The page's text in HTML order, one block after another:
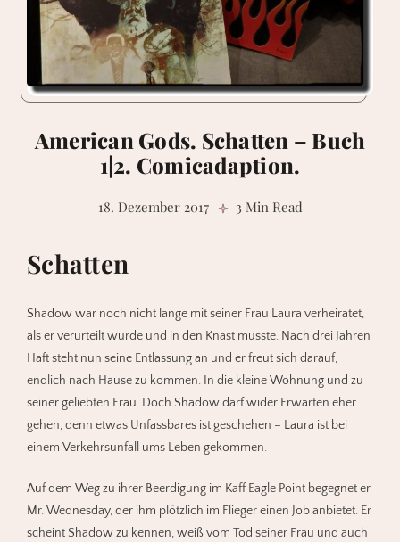
American Gods. Schatten – Buch
1|2. Comicadaption.
18. Dezember 2017 3 Min Read
Schatten
Shadow war noch nicht lange mit seiner Frau Laura verheiratet,
als er verurteilt wurde und in den Knast musste. Nach drei Jahren
Haft steht nun seine Entlassung an und er freut sich darauf,
endlich nach Hause zu kommen. In die kleine Wohnung und zu
seiner geliebten Frau. Doch Shadow darf wider Erwarten eher
gehen, denn etwas Unfassbares ist geschehen – Laura ist bei
einem Verkehrsunfall ums Leben gekommen.
Auf dem Weg zu ihrer Beerdigung im Kaff Eagle Point begegnet er
Mr. Wednesday, der ihm plötzlich im Flieger einen Job anbietet. Er
scheint Shadow zu kennen, weiß vom Tod seiner Frau und auch